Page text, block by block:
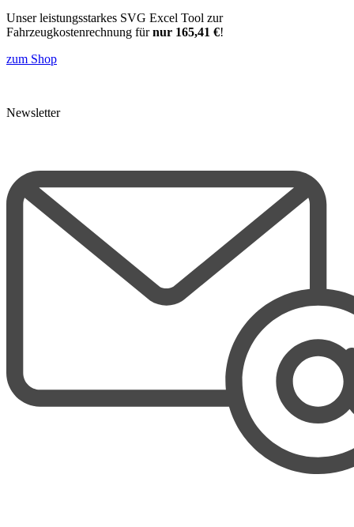
Unser leistungsstarkes SVG Excel Tool zur
Fahrzeugkostenrechnung fürnur 165,41 €!
zum Shop
Newsletter